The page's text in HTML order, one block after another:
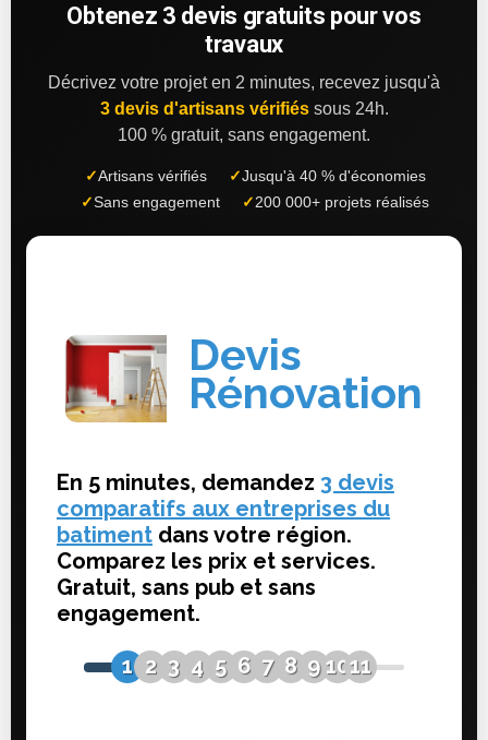
Obtenez 3 devis gratuits pour vos
travaux
Décrivez votre projet en 2 minutes, recevez jusqu'à
3 devis d'artisans vérifiéssous 24h.
100 % gratuit, sans engagement.
✓Artisans vérifiés ✓Jusqu'à 40 % d'économies
✓Sans engagement ✓ 200 000+ projets réalisés